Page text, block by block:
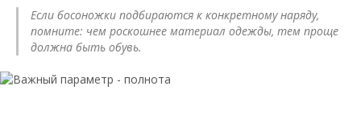
Если босоножки подбираются к конкретному наряду,
помните: чем роскошнее материал одежды, тем проще
должна быть обувь.